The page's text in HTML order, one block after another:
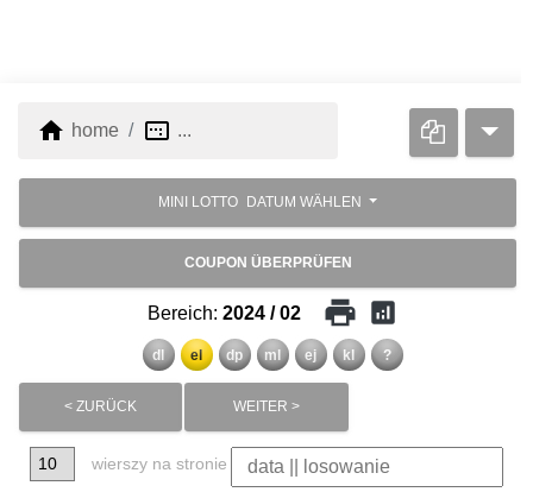
home home image_aspect_ratio ...
MINI LOTTO DATUM WÄHLEN
COUPON ÜBERPRÜFEN
Bereich: 2024 / 02 print analytics
dl el dp ml ej kl ?
< ZURÜCK WEITER >
wierszy na stronie